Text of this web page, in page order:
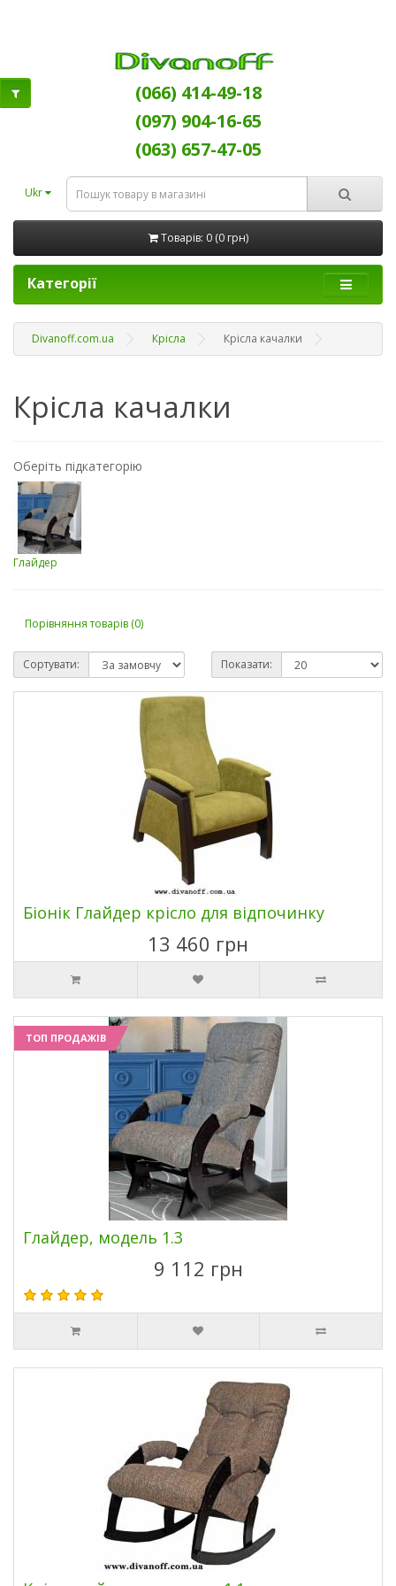
(066) 414-49-18
(097) 904-16-65
(063) 657-47-05
Ukr
Товарів: 0 (0 грн)
Категорії
Divanoff.com.ua Крісла Крісла качалки
Крісла качалки
Оберіть підкатегорію
Глайдер
Порівняння товарів (0)
Сортувати: Показати:
Біонік Глайдер крісло для відпочинку
13 460 грн
ТОП ПРОДАЖІВ
Глайдер, модель 1.3
9 112 грн